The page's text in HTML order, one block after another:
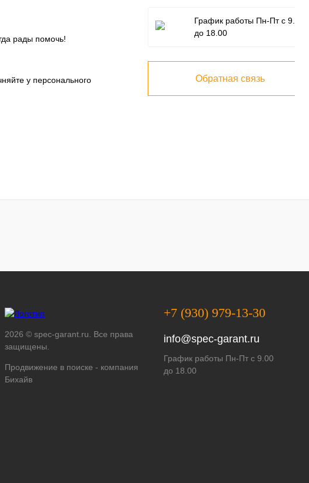
рады помочь!
у персонального
График работы Пн-Пт с 9.00
до 18.00
Обратная связь
2026 © spec-garant.ru. Все права
защищены.
Продвижение в поиске - компания
Бихайв
+7 (930) 979-13-30
info@spec-garant.ru
График работы Пн-Пт с 9.00
до 18.00